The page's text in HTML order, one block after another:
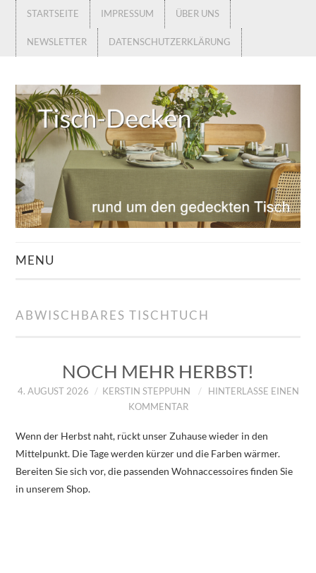
STARTSEITE IMPRESSUM ÜBER UNS
NEWSLETTER DATENSCHUTZERKLÄRUNG
MENU
ÜBER UNS
DATENSCHUTZERKLÄRUNG
ABWISCHBARES TISCHTUCH
NOCH MEHR HERBST!
4. AUGUST 2026 KERSTIN STEPPUHN
HINTERLASSE EINEN
KOMMENTAR
Wenn der Herbst naht, rückt unser Zuhause wieder in den
Mittelpunkt. Die Tage werden kürzer und die Farben wärmer.
Bereiten Sie sich vor, die passenden Wohnaccessoires finden Sie
in unserem Shop.